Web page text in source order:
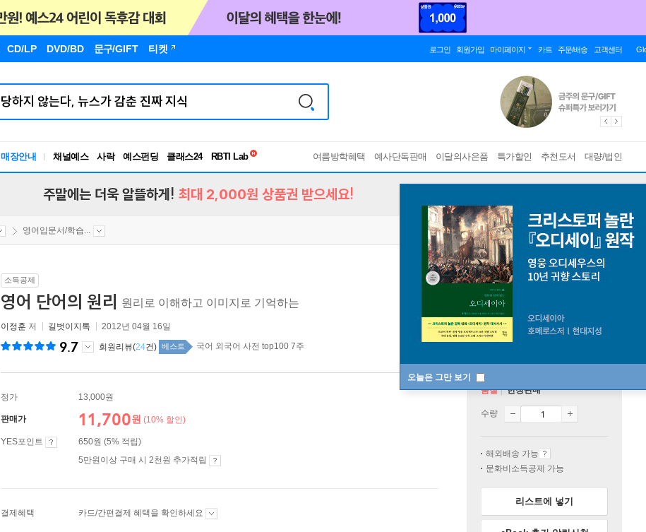
CD/LP DVD/BD 문구/GIFT 티켓 로그인 회원가입 마이페이지 카트 주문/배송 고객센터
매장안내 채널예스 사락 예스펀딩 클래스24
RBTI Lab
독서유형검사
여름방학혜택 예사단독판매 이달의사은품 특가할인 추천도서 대량/법인
오늘은 그만 보기
주말에는 더욱 알뜰하게! 최대 2,000원 상품권 받으세요!
영어입문서/학습...
소득공제
영어 단어의 원리 원리로 이해하고 이미지로 기억하는
이정훈 저 길벗이지톡 2012년 04월 16일
9.7 회원리뷰(24건) 베스트 국어 외국어 사전 top100 7주
정가 13,000원
판매가 11,700원 (10% 할인)
YES포인트
650원 (5% 적립)
5만원이상 구매 시 2천원 추가적립
결제혜택 카드/간편결제 혜택을 확인하세요
품절 한정판매
수량
해외배송 가능
문화비소득공제 가능
리스트에 넣기